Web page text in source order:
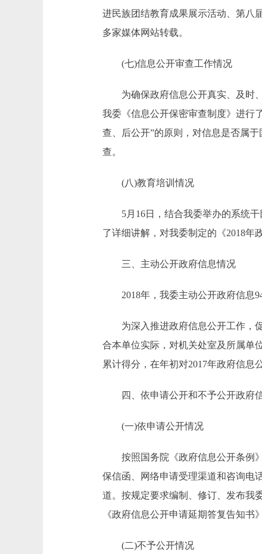
进民族团结教育成果展示活动、第八
多家媒体网站转载。
(七)信息公开审查工作情况
为确保政府信息公开真实、及时、
我委《信息公开保密审查制度》进行
查、后公开”的原则，对信息是否属
查。
(八)教育培训情况
5月16日，结合我委举办的系统干
了详细讲解，对我委制定的《2018年
三、主动公开政府信息情况
2018年，我委主动公开政府信息
为深入推进政府信息公开工作，促
合本单位实际，对机关处室及所属单
累计得分，在年初对2017年政府信息
四、依申请公开和不予公开政府
(一)依申请公开情况
按照国务院《政府信息公开条例》
保信函、网络申请受理渠道和咨询电
道。按规定要求编制、修订、发布我
《政府信息公开申请延期答复告知书
(二)不予公开情况